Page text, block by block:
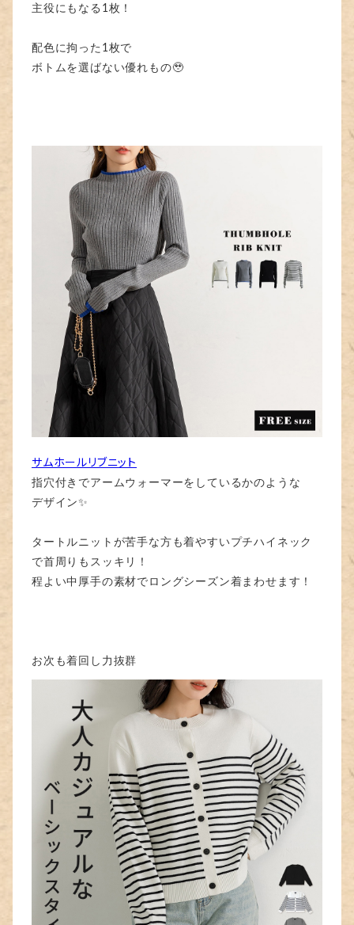
主役にもなる1枚！
配色に拘った1枚で
ボトムを選ばない優れもの🥹
サムホールリブニット
指穴付きでアームウォーマーをしているかのような
デザイン✨
タートルニットが苦手な方も着やすいプチハイネック
で首周りもスッキリ！
程よい中厚手の素材でロングシーズン着まわせます！
お次も着回し力抜群